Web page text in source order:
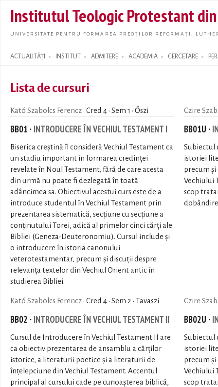
main
Institutul Teologic Protestant
UNIVERSITATE PENTRU FORMAREA PREOȚILOR REFORMAȚI,
ACTUALITĂȚI INSTITUT ADMITERE ACADEMIA CERCETARE
Search form
Lista de cursuri
Kató Szabolcs Ferencz· Cred 4 · Sem 1 · Őszi
BB01 · INTRODUCERE ÎN VECHIUL TESTAMENT I
Biserica creștină îl consideră Vechiul Testament ca
un stadiu important în formarea credinței
revelate în Noul Testament, fără de care acesta
din urmă nu poate fi dezlegată în toată
adâncimea sa. Obiectivul acestui curs este de a
introduce studentul în Vechiul Testament prin
prezentarea sistematică, secțiune cu secțiune a
conținutului Torei, adică al primelor cinci cărți ale
Bibliei (Geneza-Deuteronomiu). Cursul include și
o introducere în istoria canonului
veterotestamentar, precum și discuții despre
relevanța textelor din Vechiul Orient antic în
studierea Bibliei.
Czire
BB01U ·
Subiectul
istoriei
precum
Vechiului
scop
Kató Szabolcs Ferencz· Cred 4 · Sem 2 · Tavaszi
BB02 · INTRODUCERE ÎN VECHIUL TESTAMENT II
Cursul de Introducere în Vechiul Testament II are
ca obiectiv prezentarea de ansamblu a cărților
istorice, a literaturii poetice și a literaturii de
înțelepciune din Vechiul Testament. Accentul
principal al cursului cade pe cunoașterea biblică,
Czire
BB02U ·
Subiectul
istoriei
precum
Vechiului
scop